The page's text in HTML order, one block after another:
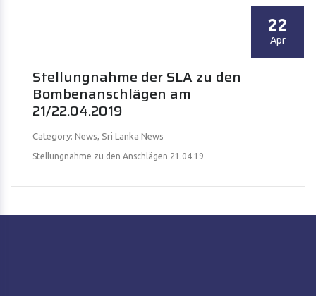
22
Apr
Stellungnahme der SLA zu den
Bombenanschlägen am
21/22.04.2019
Category: News, Sri Lanka News
Stellungnahme zu den Anschlägen 21.04.19